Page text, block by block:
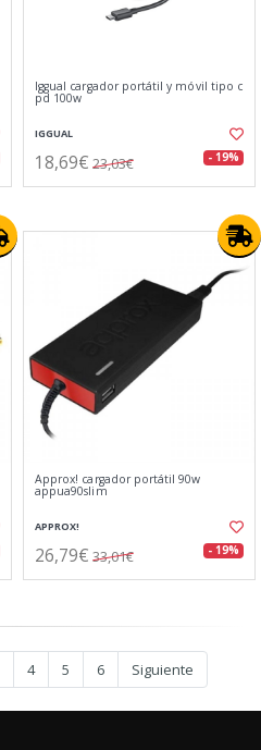
Iggual cargador portátil y móvil tipo c
pd 100w
IGGUAL
18,69€ 23,03€ - 19%
Approx! cargador portátil 90w
appua90slim
APPROX!
26,79€ 33,01€ - 19%
4 5 6 Siguiente